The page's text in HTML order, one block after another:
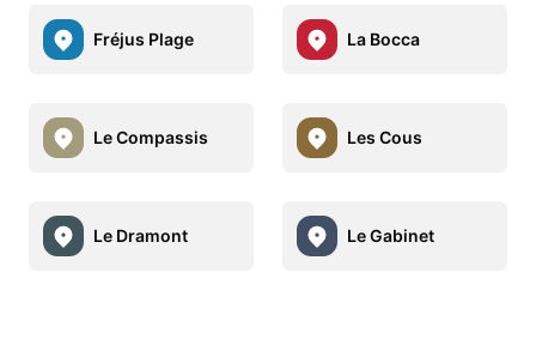
Fréjus Plage La Bocca
Le Compassis Les Cous
Le Dramont Le Gabinet